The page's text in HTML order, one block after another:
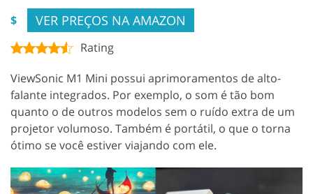
$ VER PREÇOS NA AMAZON
Rating
ViewSonic M1 Mini possui aprimoramentos de alto-
falante integrados. Por exemplo, o som é tão bom
quanto o de outros modelos sem o ruído extra de um
projetor volumoso. Também é portátil, o que o torna
ótimo se você estiver viajando com ele.